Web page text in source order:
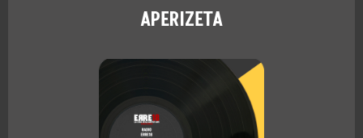
APERIZETA